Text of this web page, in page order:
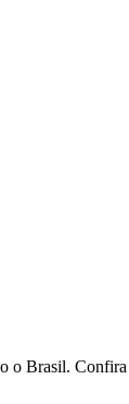
o Brasil. Confira